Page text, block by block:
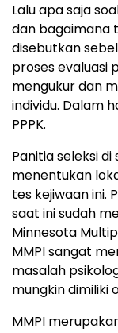
Lalu apa saja
dan bagaimana
disebutkan
proses evaluasi
mengukur dan
individu. Dalam
PPPK.
Panitia seleksi
menentukan
tes kejiwaan ini.
saat ini sudah
Minnesota
MMPI sangat
masalah
mungkin dimiliki
MMPI